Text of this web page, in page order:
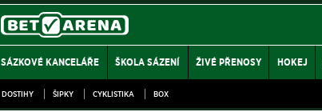
SÁZKOVÉ KANCELÁŘE ŠKOLA SÁZENÍ ŽIVÉ PŘENOSY HOKEJ
DOSTIHY ŠIPKY CYKLISTIKA BOX